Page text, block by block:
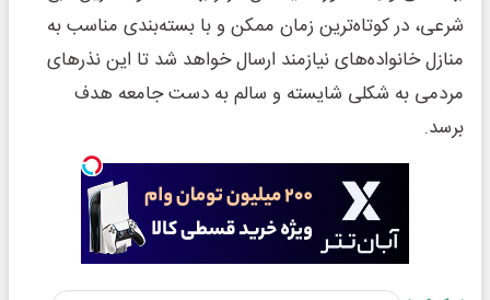
شرعی، در کوتاه‌ترین زمان ممکن و با بسته‌بندی مناسب به
منازل خانواده‌های نیازمند ارسال خواهد شد تا این نذرهای
مردمی به شکلی شایسته و سالم به دست جامعه هدف
برسد.